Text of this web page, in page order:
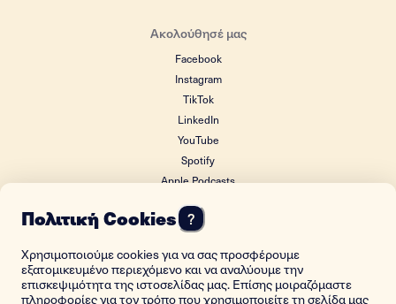
Ακολούθησέ μας
Facebook
Instagram
TikTok
LinkedIn
YouTube
Spotify
Apple Podcasts
ΙΔΡΥΤΙΚΟΣ ΔΩΡΗΤΗΣ
Πολιτική Cookies ?
Χρησιμοποιούμε cookies για να σας προσφέρουμε
εξατομικευμένο περιεχόμενο και να αναλύουμε την
επισκεψιμότητα της ιστοσελίδας μας. Επίσης μοιραζόμαστε
πληροφορίες για τον τρόπο που χρησιμοποιείτε τη σελίδα μας